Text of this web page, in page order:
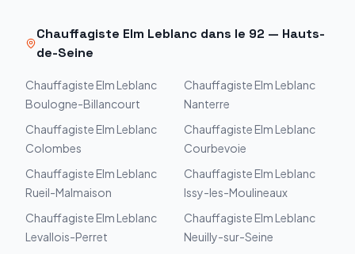
Chauffagiste Elm Leblanc dans le 92 — Hauts-
de-Seine
Chauffagiste Elm Leblanc
Boulogne-Billancourt
Chauffagiste Elm Leblanc
Nanterre
Chauffagiste Elm Leblanc
Colombes
Chauffagiste Elm Leblanc
Courbevoie
Chauffagiste Elm Leblanc
Rueil-Malmaison
Chauffagiste Elm Leblanc
Issy-les-Moulineaux
Chauffagiste Elm Leblanc
Levallois-Perret
Chauffagiste Elm Leblanc
Neuilly-sur-Seine